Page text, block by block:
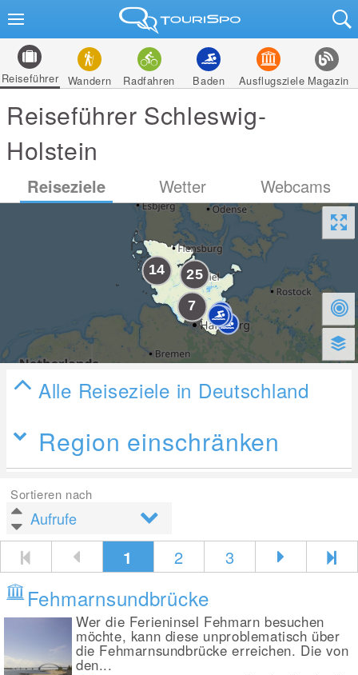
Reiseführer Wandern Radfahren Baden Ausflugsziele Magazin
Reiseführer Schleswig-
Holstein
Reiseziele Wetter Webcams
Alle Reiseziele in Deutschland
Region einschränken
Sortieren nach
1 2 3
Fehmarnsundbrücke
Wer die Ferieninsel Fehmarn besuchen
möchte, kann diese unproblematisch über
die Fehmarnsundbrücke erreichen. Die von
den...